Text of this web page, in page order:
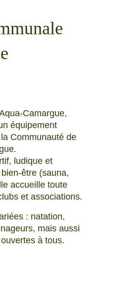
Camargue,
équipement
Communauté de
ludique et
être (sauna,
accueille toute
et associations.
: natation,
mais aussi
à tous.